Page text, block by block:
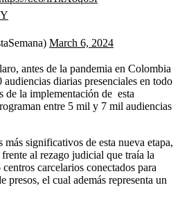
March 6, 2024
antes de la pandemia en Colombia
diarias presenciales en todo
de la implementación de esta
entre 5 mil y 7 mil audiencias
significativos de esta nueva etapa,
frente al rezago judicial que traía la
carcelarios conectados para
presos, el cual además representa un